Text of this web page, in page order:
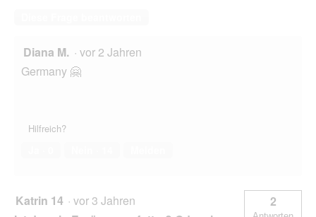
Diana M. · vor 2 Jahren
Germany 🤗
Hilfreich?
Katrin 14 · vor 3 Jahren
2